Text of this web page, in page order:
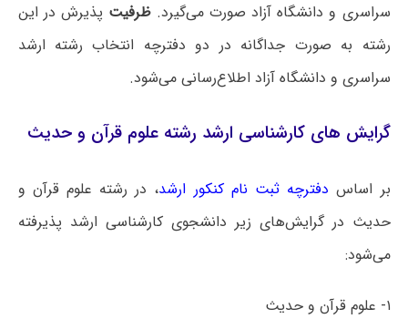
سراسری و دانشگاه آزاد صورت می‌گیرد.ظرفیت پذیرش در این
رشته به صورت جداگانه در دو دفترچه انتخاب رشته ارشد
سراسری و دانشگاه آزاد اطلاع‌رسانی می‌شود.
گرایش های کارشناسی ارشد رشته علوم قرآن و حدیث
بر اساس دفترچه ثبت نام کنکور ارشد، در رشته علوم قرآن و
حدیث در گرایش‌های زیر دانشجوی کارشناسی ارشد پذیرفته
می‌شود:
۱- علوم قرآن و حدیث